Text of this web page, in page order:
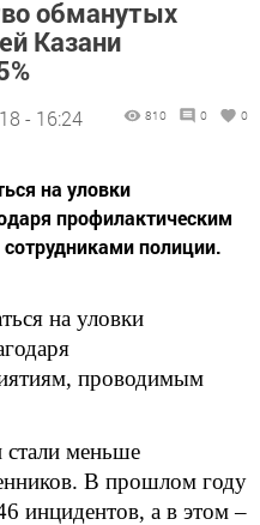
обманутых
Казани
- 16:24 810 0 0
на уловки
профилактическим
полиции.
на уловки
проводимым
меньше
В прошлом году
инцидентов, а в этом –